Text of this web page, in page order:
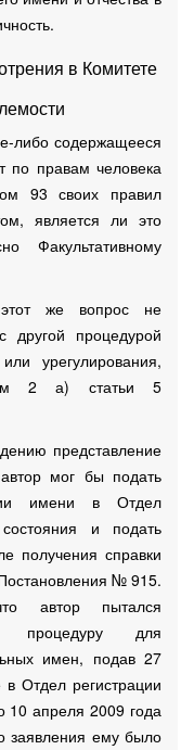
в Комитете
либо содержащееся
по правам человека
93 своих правил
является ли это
Факультативному
этот же вопрос не
другой процедурой
урегулирования,
2 а) статьи 5
представление
автор мог бы подать
имени в Отдел
состояния и подать
получения справки
№ 915.
автор пытался
процедуру для
имен, подав 27
Отдел регистрации
10 апреля 2009 года
заявления ему было